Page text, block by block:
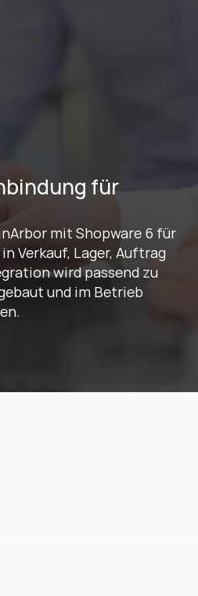
für
mit Shopware 6 für
Verkauf, Lager, Auftrag
wird passend zu
und im Betrieb